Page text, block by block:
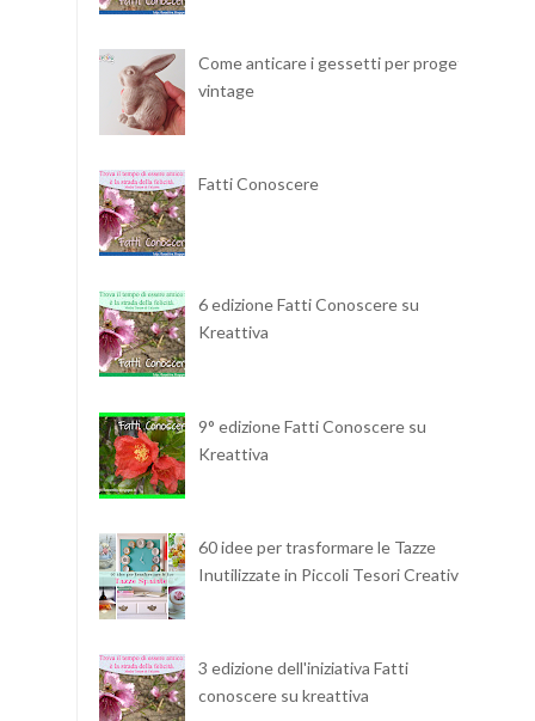
Come anticare i gessetti per progetti
vintage
Fatti Conoscere
6 edizione Fatti Conoscere su
Kreattiva
9° edizione Fatti Conoscere su
Kreattiva
60 idee per trasformare le Tazze
Inutilizzate in Piccoli Tesori Creativi
3 edizione dell'iniziativa Fatti
conoscere su kreattiva